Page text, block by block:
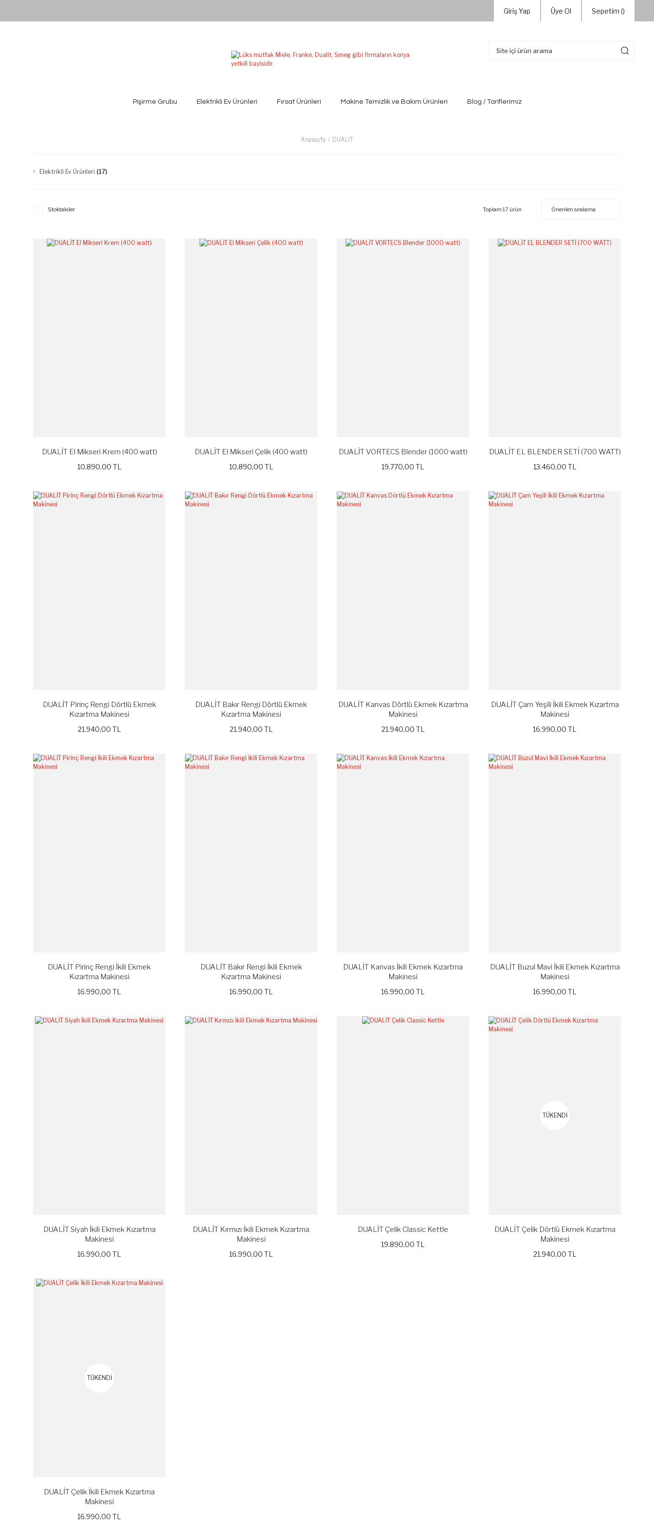
Giriş Yap Üye Ol Sepetim ()
Pişirme Grubu Elektrikli Ev Ürünleri Fırsat Ürünleri Makine Temizlik ve Bakım Ürünleri Blog / Tariflerimiz
Anasayfa DUALIT
Elektrikli Ev Ürünleri (17)
Stoktakiler Toplam 17 ürün
DUALİT El Mikseri Krem (400 watt)
10.890,00 TL
DUALİT El Mikseri Çelik (400 watt)
10.890,00 TL
DUALİT VORTECS Blender (1000 watt)
19.770,00 TL
DUALİT EL BLENDER SETİ (700 WATT)
13.460,00 TL
DUALİT Pirinç Rengi Dörtlü Ekmek
Kızartma Makinesi
21.940,00 TL
DUALİT Bakır Rengi Dörtlü Ekmek
Kızartma Makinesi
21.940,00 TL
DUALİT Kanvas Dörtlü Ekmek Kızartma
Makinesi
21.940,00 TL
DUALİT Çam Yeşili İkili Ekmek Kızartma
Makinesi
16.990,00 TL
DUALİT Pirinç Rengi İkili Ekmek
Kızartma Makinesi
16.990,00 TL
DUALİT Bakır Rengi İkili Ekmek
Kızartma Makinesi
16.990,00 TL
DUALİT Kanvas İkili Ekmek Kızartma
Makinesi
16.990,00 TL
DUALİT Buzul Mavi İkili Ekmek Kızartma
Makinesi
16.990,00 TL
DUALİT Siyah İkili Ekmek Kızartma
Makinesi
16.990,00 TL
DUALİT Kırmızı İkili Ekmek Kızartma
Makinesi
16.990,00 TL
DUALİT Çelik Classic Kettle
19.890,00 TL
TÜKENDİ
DUALİT Çelik Dörtlü Ekmek Kızartma
Makinesi
21.940,00 TL
TÜKENDİ
DUALİT Çelik İkili Ekmek Kızartma
Makinesi
16.990,00 TL